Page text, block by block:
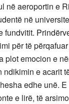
në aeroportin e
në
fundvitit.
për të
plot emocion e
e acarit
edhe unë.
e lirë, të